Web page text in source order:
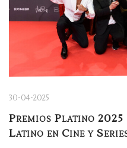
30-04-2025
Premios Platino
Latino en Cine y